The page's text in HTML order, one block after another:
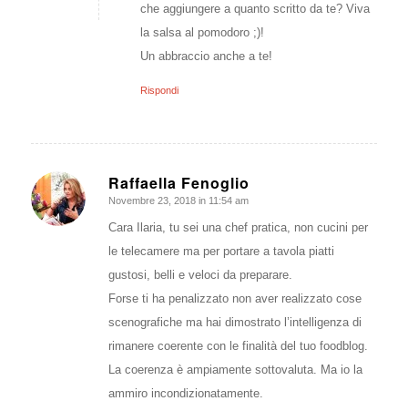
che aggiungere a quanto scritto da te? Viva
la salsa al pomodoro ;)!
Un abbraccio anche a te!
Rispondi
Raffaella Fenoglio
dice:
Novembre 23, 2018 in 11:54 am
Cara Ilaria, tu sei una chef pratica, non cucini per
le telecamere ma per portare a tavola piatti
gustosi, belli e veloci da preparare.
Forse ti ha penalizzato non aver realizzato cose
scenografiche ma hai dimostrato l’intelligenza di
rimanere coerente con le finalità del tuo foodblog.
La coerenza è ampiamente sottovaluta. Ma io la
ammiro incondizionatamente.